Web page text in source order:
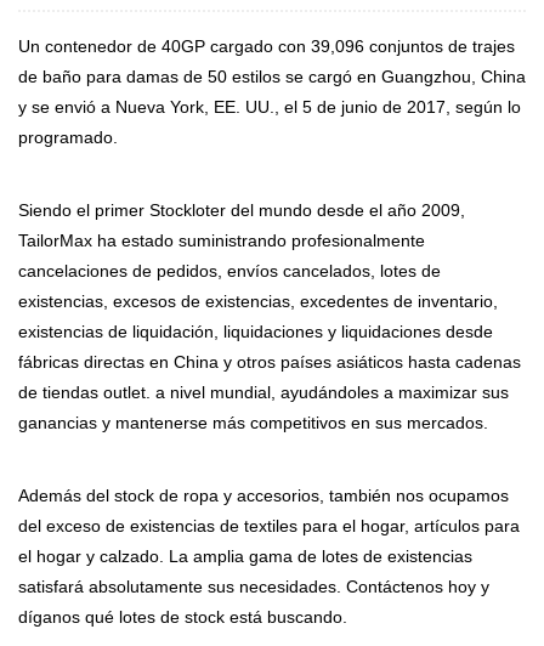
Un contenedor de 40GP cargado con 39,096 conjuntos de trajes
de baño para damas de 50 estilos se cargó en Guangzhou, China
y se envió a Nueva York, EE. UU., el 5 de junio de 2017, según lo
programado.
Siendo el primer Stockloter del mundo desde el año 2009,
TailorMax ha estado suministrando profesionalmente
cancelaciones de pedidos, envíos cancelados, lotes de
existencias, excesos de existencias, excedentes de inventario,
existencias de liquidación, liquidaciones y liquidaciones desde
fábricas directas en China y otros países asiáticos hasta cadenas
de tiendas outlet. a nivel mundial, ayudándoles a maximizar sus
ganancias y mantenerse más competitivos en sus mercados.
Además del stock de ropa y accesorios, también nos ocupamos
del exceso de existencias de textiles para el hogar, artículos para
el hogar y calzado. La amplia gama de lotes de existencias
satisfará absolutamente sus necesidades. Contáctenos hoy y
díganos qué lotes de stock está buscando.